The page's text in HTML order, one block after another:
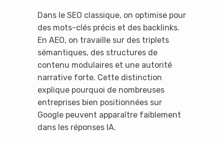
Dans le SEO classique, on optimise pour
des mots-clés précis et des backlinks.
En AEO, on travaille sur des triplets
sémantiques, des structures de
contenu modulaires et une autorité
narrative forte. Cette distinction
explique pourquoi de nombreuses
entreprises bien positionnées sur
Google peuvent apparaître faiblement
dans les réponses IA.